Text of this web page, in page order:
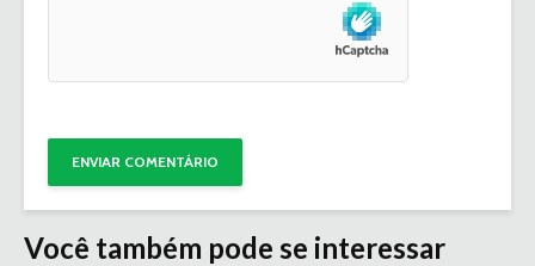
Você também pode se interessar